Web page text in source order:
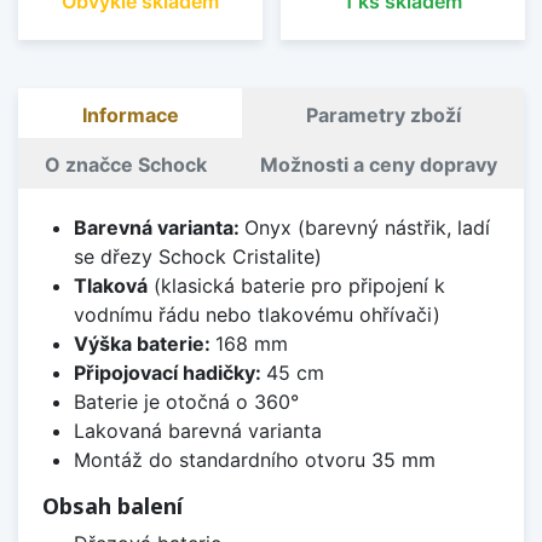
Informace Parametry zboží
O značce Schock Možnosti a ceny dopravy
Barevná varianta: Onyx (barevný nástřik, ladí
se dřezy Schock Cristalite)
Tlaková(klasická baterie pro připojení k
vodnímu řádu nebo tlakovému ohřívači)
Výška baterie: 168 mm
Připojovací hadičky: 45 cm
Baterie je otočná o 360°
Lakovaná barevná varianta
Montáž do standardního otvoru 35 mm
Obsah balení